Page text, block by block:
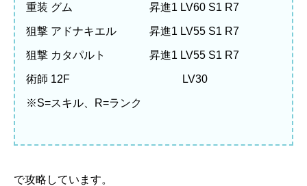
重装 グム 昇進1 LV60 S1 R7
狙撃 アドナキエル 昇進1 LV55 S1 R7
狙撃 カタパルト 昇進1 LV55 S1 R7
術師 12F LV30
※S=スキル、R=ランク
で攻略しています。